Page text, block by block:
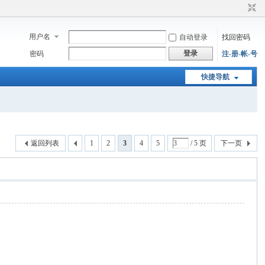
用户名 自动登录
找回密码
密码
登录 注-册-帐-号
快捷导航
1 2 3 4 5 / 5 页 下一页
返回列表